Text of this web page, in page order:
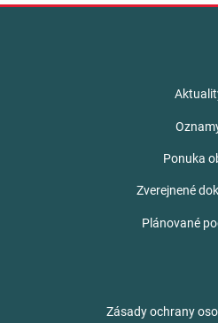
Ponuka
Zverejnené
Plánované
Zásady ochrany